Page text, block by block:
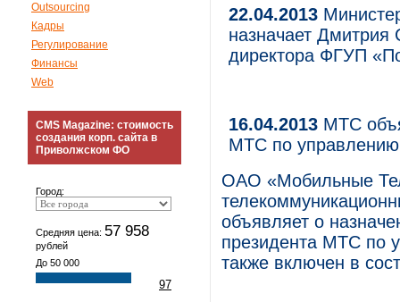
Outsourcing
Кадры
Регулирование
Финансы
Web
CMS Magazine: стоимость
создания корп. сайта в
Приволжском ФО
Город:
Средняя цена: 57 958
рублей
До 50 000
97
22.04.2013
назначает Дмитрия
директора ФГУП
16.04.2013 МТС
МТС по
ОАО «Мобильные
объявляет о
президента МТС по
также включен в